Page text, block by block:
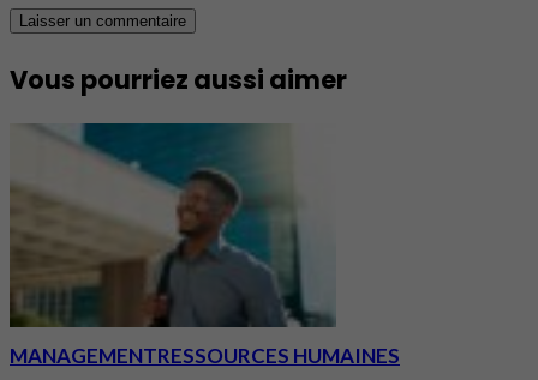
Vous pourriez aussi aimer
MANAGEMENTRESSOURCES HUMAINES